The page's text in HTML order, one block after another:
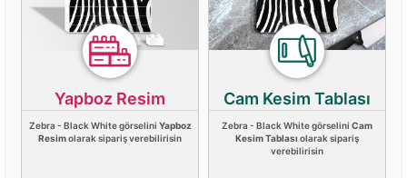
Yapboz Resim
Zebra - Black White görselini Yapboz
Resimolarak sipariş verebilirisin
Cam Kesim Tablası
Zebra - Black White görselini Cam
Kesim Tablası olarak sipariş
verebilirisin